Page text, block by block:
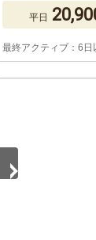
平日
最終アクティブ：6日